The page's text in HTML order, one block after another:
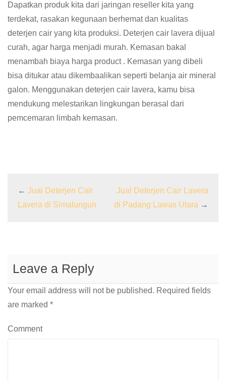
Dapatkan produk kita dari jaringan reseller kita yang
terdekat, rasakan kegunaan berhemat dan kualitas
deterjen cair yang kita produksi. Deterjen cair lavera dijual
curah, agar harga menjadi murah. Kemasan bakal
menambah biaya harga product . Kemasan yang dibeli
bisa ditukar atau dikembaalikan seperti belanja air mineral
galon. Menggunakan deterjen cair lavera, kamu bisa
mendukung melestarikan lingkungan berasal dari
pemcemaran limbah kemasan.
← Jual Deterjen Cair
Lavera di Simalungun
Jual Deterjen Cair Lavera
di Padang Lawas Utara →
Leave a Reply
Your email address will not be published. Required fields
are marked *
Comment